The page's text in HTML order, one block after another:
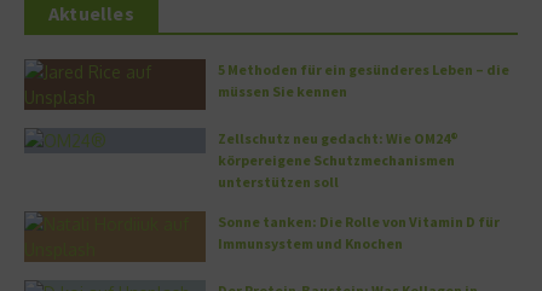
Aktuelles
5 Methoden für ein gesünderes Leben – die
müssen Sie kennen
Zellschutz neu gedacht: Wie OM24®
körpereigene Schutzmechanismen
unterstützen soll
Sonne tanken: Die Rolle von Vitamin D für
Immunsystem und Knochen